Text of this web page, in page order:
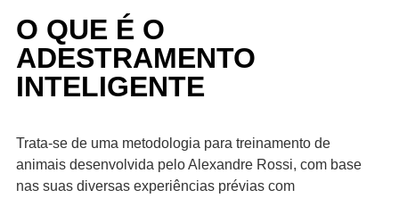
O QUE É O
ADESTRAMENTO
INTELIGENTE
Trata-se de uma metodologia para treinamento de
animais desenvolvida pelo Alexandre Rossi, com base
nas suas diversas experiências prévias com